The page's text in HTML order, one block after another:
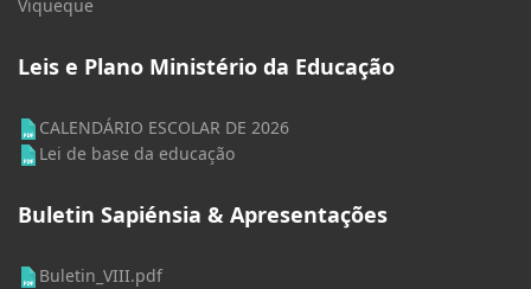
Viqueque
Leis e Plano Ministério da Educação
CALENDÁRIO ESCOLAR DE 2026
Lei de base da educação
Buletin Sapiénsia & Apresentações
Buletin_VIII.pdf